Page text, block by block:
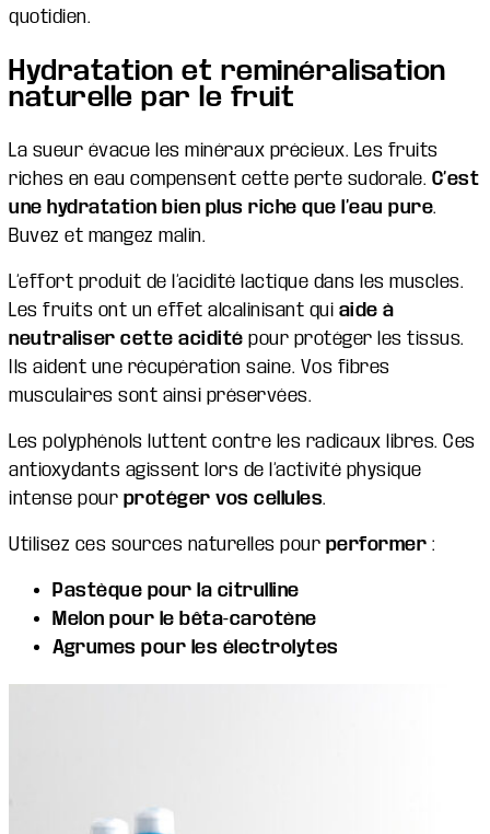
quotidien.
Hydratation et reminéralisation
naturelle par le fruit
La sueur évacue les minéraux précieux. Les fruits
riches en eau compensent cette perte sudorale. C’est
une hydratation bien plus riche que l’eau pure.
Buvez et mangez malin.
L’effort produit de l’acidité lactique dans les muscles.
Les fruits ont un effet alcalinisant qui aide à
neutraliser cette acidité pour protéger les tissus.
Ils aident une récupération saine. Vos fibres
musculaires sont ainsi préservées.
Les polyphénols luttent contre les radicaux libres. Ces
antioxydants agissent lors de l’activité physique
intense pour protéger vos cellules.
Utilisez ces sources naturelles pour performer :
Pastèque pour la citrulline
Melon pour le bêta-carotène
Agrumes pour les électrolytes